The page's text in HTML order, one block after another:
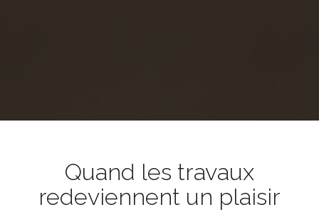
Quand les travaux
redeviennent un plaisir